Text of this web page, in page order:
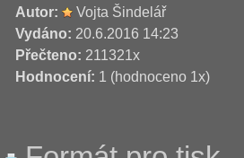
Autor:
Vojta Šindelář
Vydáno: 20.6.2016 14:23
Přečteno: 211321x
Hodnocení: 1 (hodnoceno 1x)